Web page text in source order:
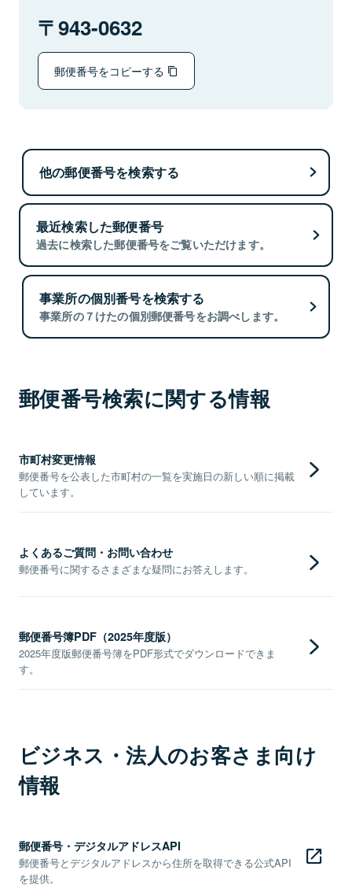
943-0632
郵便番号をコピーする
他の郵便番号を検索する
最近検索した郵便番号
過去に検索した郵便番号をご覧いただけます。
事業所の個別番号を検索する
事業所の７けたの個別郵便番号をお調べします。
郵便番号検索に関する情報
市町村変更情報
郵便番号を公表した市町村の一覧を実施日の新しい順に掲載
しています。
よくあるご質問・お問い合わせ
郵便番号に関するさまざまな疑問にお答えします。
郵便番号簿PDF（2025年度版）
2025年度版郵便番号簿をPDF形式でダウンロードできま
す。
ビジネス・法人のお客さま向け
情報
郵便番号・デジタルアドレスAPI
郵便番号とデジタルアドレスから住所を取得できる公式API
を提供。